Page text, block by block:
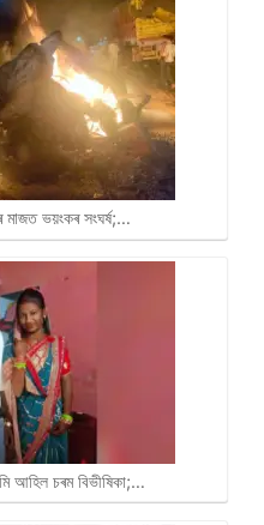
মাজত ভয়ংকৰ সংঘৰ্ষ;…
আহিল চৰম বিভীষিকা;…